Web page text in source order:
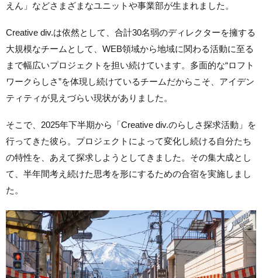
えん」などさまざまなユニットや事業部が生まれました。
Creative div.は依然として、合計30名弱のディレクターを擁する
大規模なチームとして、WEB領域から地域に関わる活動に至る
まで幅広いプロジェクトを担い続けています。多面的な“ロフト
ワークらしさ”を体現し続けているチームだからこそ、アイデン
ティティが見えづらい現状がありました。
そこで、2025年下半期から「Creative div.のらしさ探求活動」を
行ってきた彼ら。プロジェクトによって変化し続ける自分たち
の特性を、あえて探求しようとしてきました。その集大成とし
て、半年間考え続けた思考を形にするための合宿を実施しまし
た。